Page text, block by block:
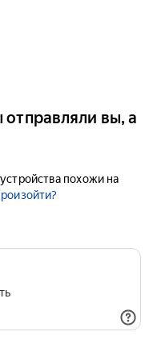
вы, а
похожи на